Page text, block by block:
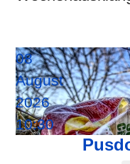
08
August
2026
10:30